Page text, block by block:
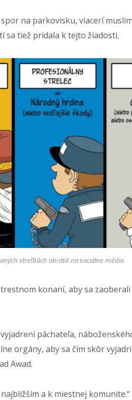
na parkovisku, viacerí
sa tiež pridala k tejto žiadosti.
streľbách obrátili na sociálne média
konaní, aby sa
páchateľa,
orgány, aby sa čím skôr
Awad.
a k miestnej komunite.“